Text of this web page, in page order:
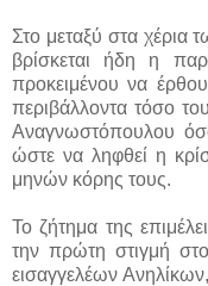
Στο μεταξύ στα χέρια
βρίσκεται ήδη η
προκειμένου να
περιβάλλοντα τόσο
Αναγνωστόπουλου
ώστε να ληφθεί η
μηνών κόρης τους.
Το ζήτημα της
την πρώτη στιγμή
εισαγγελέων